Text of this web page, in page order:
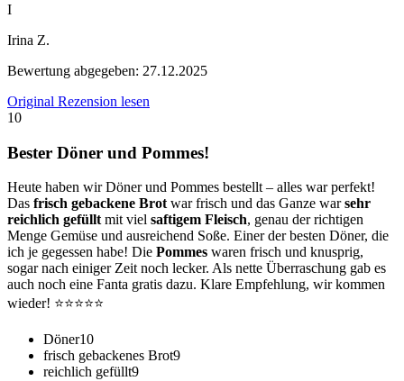
I
Irinа Z.
Bewertung abgegeben: 27.12.2025
Original Rezension lesen
10
Bester Döner und Pommes!
Heute haben wir Döner und Pommes bestellt – alles war perfekt!
Das frisch gebackene Brot war frisch und das Ganze warsehr
reichlich gefüllt mit viel saftigem Fleisch, genau der richtigen
Menge Gemüse und ausreichend Soße. Einer der besten Döner, die
ich je gegessen habe! Die Pommes waren frisch und knusprig,
sogar nach einiger Zeit noch lecker. Als nette Überraschung gab es
auch noch eine Fanta gratis dazu. Klare Empfehlung, wir kommen
wieder! ⭐⭐⭐⭐⭐
Döner10
frisch gebackenes Brot9
reichlich gefüllt9